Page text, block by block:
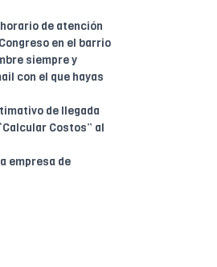
de atención
en el barrio
siempre y
con el que hayas
de llegada
Costos” al
empresa de